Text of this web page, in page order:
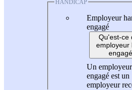
HANDICAP
Employeur
engagé
Qu'est-ce
employeur
Un
engagé est un
employeur